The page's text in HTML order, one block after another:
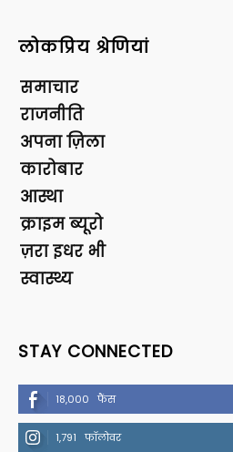
लोकप्रिय श्रेणियां
समाचार
राजनीति
अपना ज़िला
कारोबार
आस्था
क्राइम ब्यूरो
ज़रा इधर भी
स्वास्थ्य
STAY CONNECTED
18,000 फैंस
1,791 फॉलोवर